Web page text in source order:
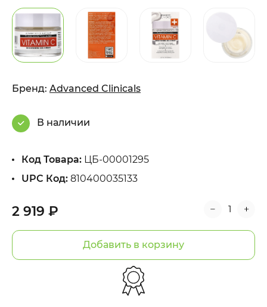
2 919 ₽
Добавить в корзину
Бренд: Advanced Clinicals
В наличии
Код Товара: ЦБ-00001295
UPC Код: 810400035133